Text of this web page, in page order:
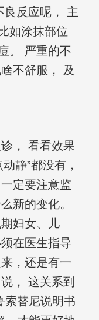
良反应呢， 主
如涂抹部位
。 严重的不
不舒服， 及
， 看看效果
静”都没有，
定要注意监
新的变化。
妇女、儿
在医生指导
，还是有一
， 这关系到
索替尼说明书